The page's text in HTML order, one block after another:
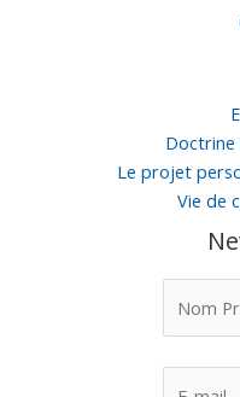
Doctrine
Le projet
Vie de